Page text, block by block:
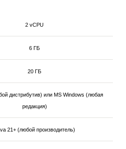
2 vCPU
6 ГБ
20 ГБ
дистрибутив) или MS Windows (любая
редакция)
21+ (любой производитель)